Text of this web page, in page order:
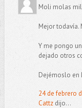
Moli molas
Mejor todavía.
Y me pongo
dejado otros
Dejémoslo en
24 de febrero
Cattzdijo...